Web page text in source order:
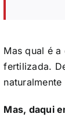
Mas qual é
fertilizada.
Mas, daqui